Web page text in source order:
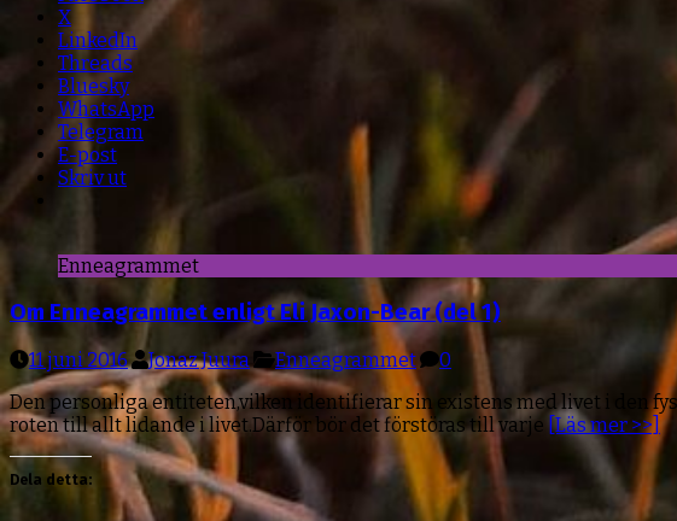
X
LinkedIn
Threads
Bluesky
WhatsApp
Telegram
E-post
Skriv ut
Enneagrammet
Om Enneagrammet enligt Eli Jaxon-Bear (del 1)
11 juni 2016 Jonaz Juura Enneagrammet
0
Den personliga entiteten,vilken identifierar sin existens med livet i den
roten till allt lidande i livet.Därför bör det förstöras till varje [Läs mer >>]
Dela detta: